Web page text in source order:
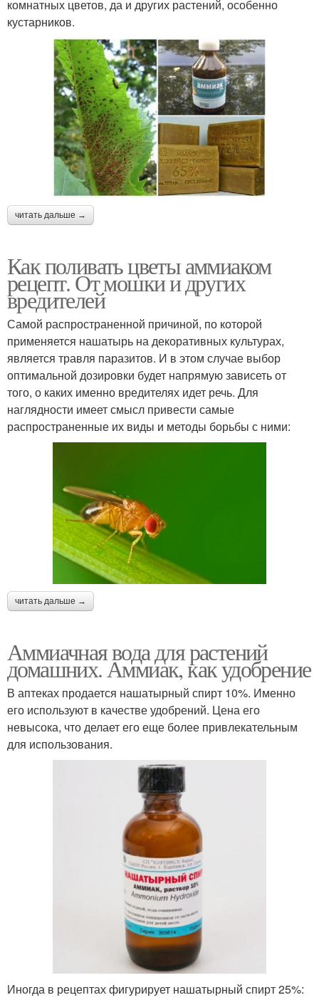
комнатных цветов, да и других растений, особенно
кустарников.
читать дальше →
Как поливать цветы аммиаком
рецепт. От мошки и других
вредителей
Самой распространенной причиной, по которой
применяется нашатырь на декоративных культурах,
является травля паразитов. И в этом случае выбор
оптимальной дозировки будет напрямую зависеть от
того, о каких именно вредителях идет речь. Для
наглядности имеет смысл привести самые
распространенные их виды и методы борьбы с ними:
читать дальше →
Аммиачная вода для растений
домашних. Аммиак, как удобрение
В аптеках продается нашатырный спирт 10%. Именно
его используют в качестве удобрений. Цена его
невысока, что делает его еще более привлекательным
для использования.
Иногда в рецептах фигурирует нашатырный спирт 25%: